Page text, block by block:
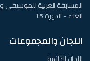
المسابقة العربية للموسيقى و
الغناء - الدورة 15
اللجان والمجموعات